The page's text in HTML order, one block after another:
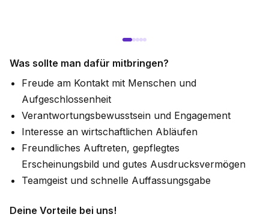
Was sollte man dafür mitbringen?
Freude am Kontakt mit Menschen und
Aufgeschlossenheit
Verantwortungsbewusstsein und Engagement
Interesse an wirtschaftlichen Abläufen
Freundliches Auftreten, gepflegtes
Erscheinungsbild und gutes Ausdrucksvermögen
Teamgeist und schnelle Auffassungsgabe
Deine Vorteile bei uns!